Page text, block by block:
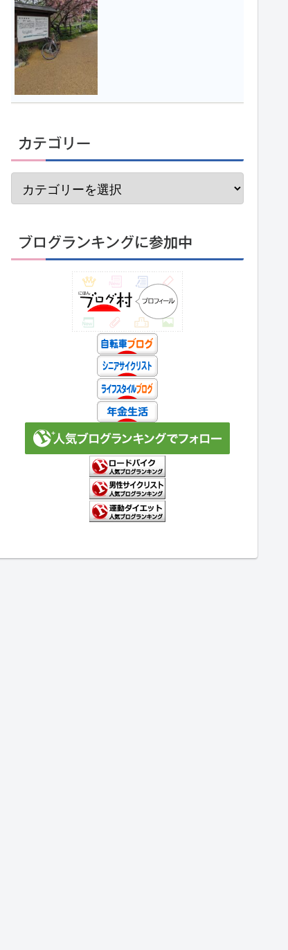
カテゴリー
ブログランキングに参加中